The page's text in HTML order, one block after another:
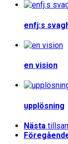
enfj:s
en vision
upplösning
Nästa